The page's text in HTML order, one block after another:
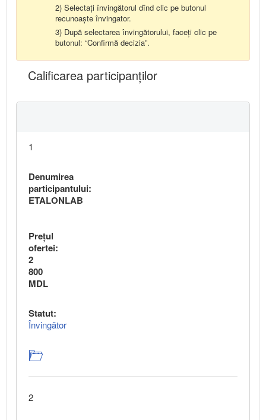
2) Selectați învingătorul dînd clic pe butonul
recunoaște învingator.
3) După selectarea învingătorului, faceți clic pe
butonul: “Confirmă decizia”.
Calificarea participanţilor
1
Denumirea
participantului:
ETALONLAB
Preţul
ofertei:
2
800
MDL
Statut:
Învingător
2